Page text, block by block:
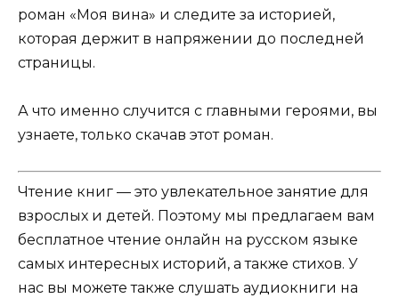
роман «Моя вина» и следите за историей,
которая держит в напряжении до последней
страницы.
А что именно случится с главными героями, вы
узнаете, только скачав этот роман.
Чтение книг — это увлекательное занятие для
взрослых и детей. Поэтому мы предлагаем вам
бесплатное чтение онлайн на русском языке
самых интересных историй, а также стихов. У
нас вы можете также слушать аудиокниги на